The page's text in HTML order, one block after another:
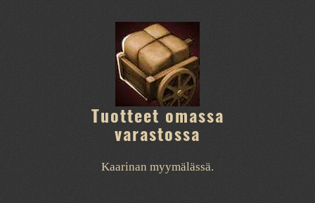
Tuotteet omassa
varastossa
Kaarinan myymälässä.